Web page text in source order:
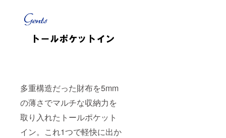
多重構造だった財布を5mm
の薄さでマルチな収納力を
取り入れたトールポケット
イン。これ1つで軽快に出か